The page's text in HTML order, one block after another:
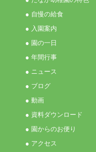
● 自慢の給食
● 入園案内
● 園の一日
● 年間行事
● ニュース
● ブログ
● 動画
● 資料ダウンロード
● 園からのお便り
● アクセス